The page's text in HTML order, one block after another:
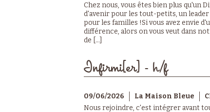
Chez nous, vous êtes bien plus qu'un
d'avenir pour les tout-petits, un
pour les familles !Si vous avez envie
différence, alors on vous veut dans
de [...]
Infirmi[er] - h/f
09/06/2026 La Maison Bleue
Nous rejoindre, c'est intégrer avant